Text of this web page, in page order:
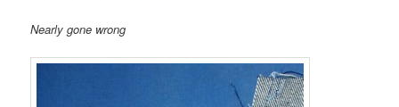
Nearly gone wrong